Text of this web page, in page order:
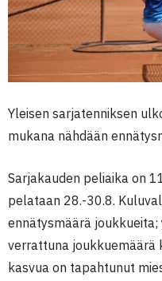
Yleisen sarjatenniksen
mukana nähdään
Sarjakauden peliaika on
pelataan 28.-30.8.
ennätysmäärä joukkueita;
verrattuna joukkuemäärä
kasvua on tapahtunut